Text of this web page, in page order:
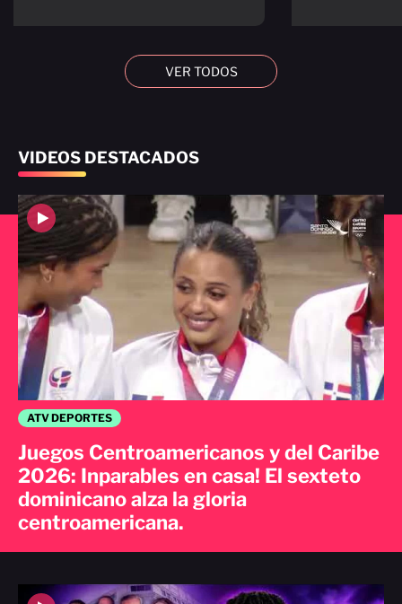
VER TODOS
VIDEOS DESTACADOS
ATV DEPORTES
Juegos Centroamericanos y del Caribe
2026: Inparables en casa! El sexteto
dominicano alza la gloria
centroamericana.